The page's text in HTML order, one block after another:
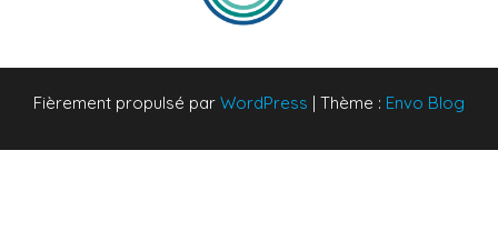
Fièrement propulsé par WordPress | Thème : Envo Blog